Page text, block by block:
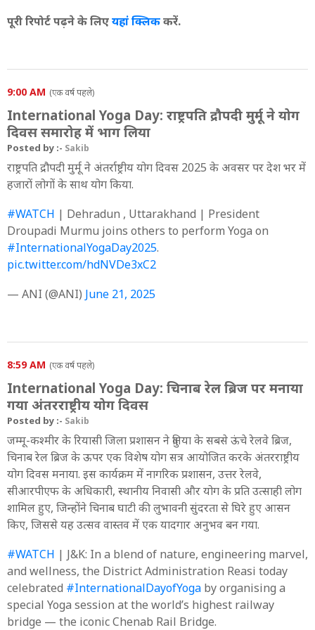
पूरी रिपोर्ट पढ़ने के लिएयहां क्लिककरें.
9:00 AM (एक वर्ष पहले)
International Yoga Day: राष्ट्रपति द्रौपदी मुर्मू ने योग
दिवस समारोह में भाग लिया
Posted by :- Sakib
राष्ट्रपति द्रौपदी मुर्मू ने अंतर्राष्ट्रीय योग दिवस 2025 के अवसर पर देश भर में
हजारों लोगों के साथ योग किया.
#WATCH | Dehradun , Uttarakhand | President
Droupadi Murmu joins others to perform Yoga on
#InternationalYogaDay2025.
pic.twitter.com/hdNVDe3xC2
— ANI (@ANI) June 21, 2025
8:59 AM (एक वर्ष पहले)
International Yoga Day: चिनाब रेल ब्रिज पर मनाया
गया अंतरराष्ट्रीय योग दिवस
Posted by :- Sakib
जम्मू-कश्मीर के रियासी जिला प्रशासन ने दुनिया के सबसे ऊंचे रेलवे ब्रिज,
चिनाब रेल ब्रिज के ऊपर एक विशेष योग सत्र आयोजित करके अंतरराष्ट्रीय
योग दिवस मनाया. इस कार्यक्रम में नागरिक प्रशासन, उत्तर रेलवे,
सीआरपीएफ के अधिकारी, स्थानीय निवासी और योग के प्रति उत्साही लोग
शामिल हुए, जिन्होंने चिनाब घाटी की लुभावनी सुंदरता से घिरे हुए आसन
किए, जिससे यह उत्सव वास्तव में एक यादगार अनुभव बन गया.
#WATCH | J&K: In a blend of nature, engineering marvel,
and wellness, the District Administration Reasi today
celebrated #InternationalDayofYoga by organising a
special Yoga session at the world’s highest railway
bridge — the iconic Chenab Rail Bridge.